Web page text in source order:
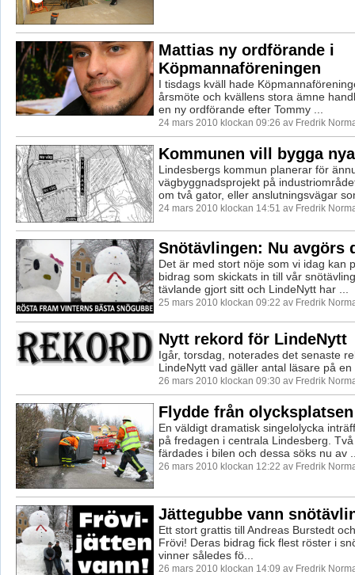
Mattias ny ordförande i
Köpmannaföreningen
I tisdags kväll hade
årsmöte och kvällens stora ämne
en ny ordförande efter Tommy ...
24 mars 2010 klockan 09:26 av Fredrik
Kommunen vill bygga
Lindesbergs kommun planerar för
vägbyggnadsprojekt på
om två gator, eller anslutningsvägar
24 mars 2010 klockan 14:51 av Fredrik
Snötävlingen: Nu avgörs
Det är med stort nöje som vi idag kan
bidrag som skickats in till vår
tävlande gjort sitt och LindeNytt har ...
25 mars 2010 klockan 09:22 av Fredrik
Nytt rekord för LindeNytt
Igår, torsdag, noterades det senaste
LindeNytt vad gäller antal läsare på en
26 mars 2010 klockan 09:30 av Fredrik
Flydde från olycksplatsen
En väldigt dramatisk singelolycka
på fredagen i centrala Lindesberg.
färdades i bilen och dessa söks nu av
26 mars 2010 klockan 12:22 av Fredrik
Jättegubbe vann
Ett stort grattis till Andreas Burstedt
Frövi! Deras bidrag fick flest röster i
vinner således fö...
26 mars 2010 klockan 14:09 av Fredrik